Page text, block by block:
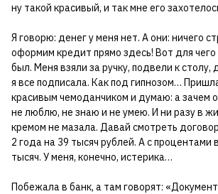
ну такой красивый, и так мне его
Я говорю: денег у меня нет. А они: ничего
оформим кредит прямо здесь! Вот для
был. Меня взяли за ручку, подвели к столу,
я все подписала. Как под гипнозом…
красивым чемоданчиком и думаю: а зачем
не люблю, не знаю и не умею. И ни разу в
кремом не мазала. Давай смотреть
2 года на 39 тысяч рублей. А с процентами
тысяч. У меня, конечно, истерика…
Побежала в банк, а там говорят: